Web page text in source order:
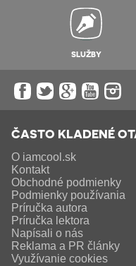
SLUŽBY
ČASTO KLADENÉ
O iamcool.sk
Kontakt
Obchodné podmienky
Podmienky používania
Príručka autora
Príručka lektora
Napísali o nás
Reklama a PR články
Využívanie cookies